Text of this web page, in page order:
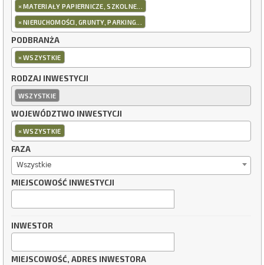
×MATERIAŁY PAPIERNICZE, SZKOLNE...
×NIERUCHOMOŚCI, GRUNTY, PARKING...
PODBRANŻA
×WSZYSTKIE
RODZAJ INWESTYCJI
WSZYSTKIE
WOJEWÓDZTWO INWESTYCJI
×WSZYSTKIE
FAZA
Wszystkie
MIEJSCOWOŚĆ INWESTYCJI
INWESTOR
MIEJSCOWOŚĆ, ADRES INWESTORA